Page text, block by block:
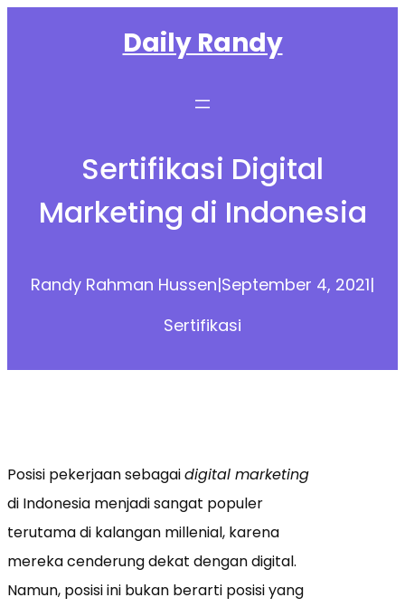
Daily Randy
Sertifikasi Digital
Marketing di Indonesia
Randy Rahman Hussen|September 4, 2021|
Sertifikasi
Posisi pekerjaan sebagaidigital marketing
di Indonesia menjadi sangat populer
terutama di kalangan millenial, karena
mereka cenderung dekat dengan digital.
Namun, posisi ini bukan berarti posisi yang